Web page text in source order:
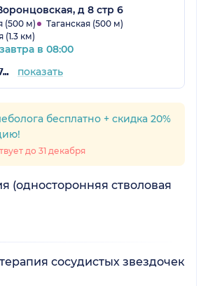
д 8 стр 6
(500 м)
Таганская (500 м)
(1.3 км)
в 08:00
+7 (495) 125-17-00 показать
бесплатно + скидка 20%
до 31 декабря
(односторонняя стволовая
сосудистых звездочек